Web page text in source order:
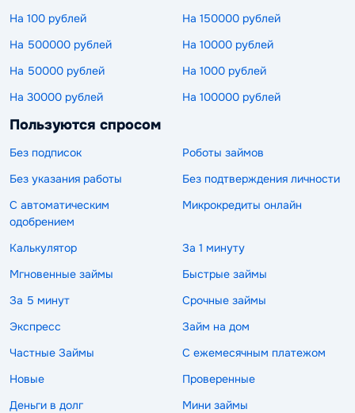
На 100 рублей
На 150000 рублей
На 500000 рублей
На 10000 рублей
На 50000 рублей
На 1000 рублей
На 30000 рублей
На 100000 рублей
Пользуются спросом
Без подписок
Роботы займов
Без указания работы
Без подтверждения личности
С автоматическим
одобрением
Микрокредиты онлайн
Калькулятор
За 1 минуту
Мгновенные займы
Быстрые займы
За 5 минут
Срочные займы
Экспресс
Займ на дом
Частные Займы
С ежемесячным платежом
Новые
Проверенные
Деньги в долг
Мини займы